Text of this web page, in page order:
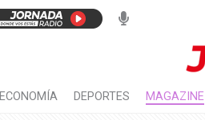
ECONOMÍA DEPORTES MAGAZINE